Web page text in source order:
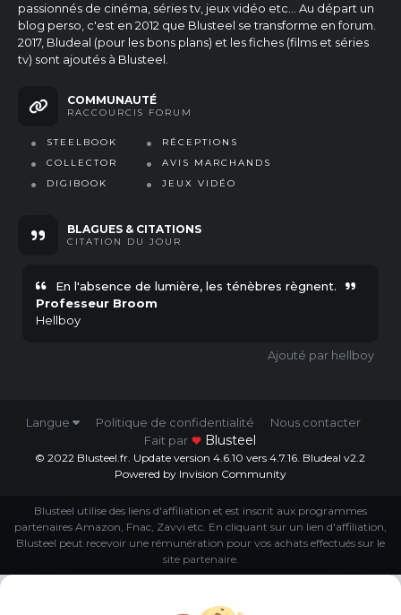
passionnés de cinéma, séries tv, jeux vidéo etc...
Au départ un
blog perso, c'est en 2012 que Blusteel se transforme en forum.
2017, Bludeal (pour les bons plans) et les fiches (films et séries
tv) sont ajoutés à Blusteel.
COMMUNAUTÉ
RACCOURCIS FORUM
STEELBOOK
COLLECTOR
DIGIBOOK
RÉCEPTIONS
AVIS MARCHANDS
JEUX VIDÉO
BLAGUES & CITATIONS
CITATION DU JOUR
En l'absence de lumière, les ténèbres règnent.
Professeur Broom
Hellboy
hellboy
Langue Politique de confidentialité
Nous contacter
Fait par
Blusteel
© 2022 Blusteel.fr. Update version 4.6.10 vers 4.7.16. Bludeal v2.2
Powered by Invision Community
Blusteel utilise des liens d'affiliation et est inscrit aux programmes
partenaires Amazon, Fnac, Zavvi etc. En cliquant sur un lien d'affiliation,
Blusteel peut recevoir une rémunération pour vos achats effectués sur le
site partenaire.